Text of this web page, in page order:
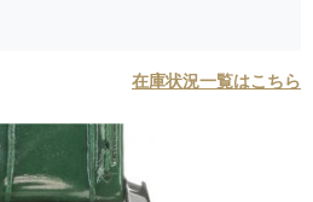
在庫状況一覧はこちら